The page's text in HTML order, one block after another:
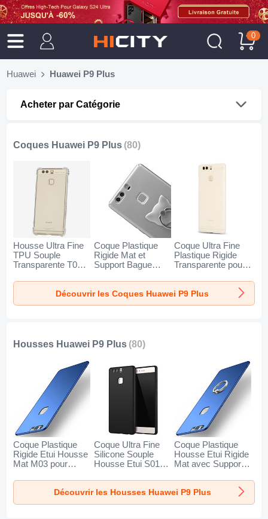
0
Huawei Huawei P9 Plus
Acheter par Catégorie
Coques Huawei P9 Plus (80)
Housse Ultra Fine
TPU Souple
Transparente T06
Plus Clair
Coque Plastique
Rigide Mat et
Support Bague
Huawei P9 Plus
Argent
Coque Ultra Fine
Plastique Rigide
Transparente pour
Blanc
Découvrir les Coques Huawei P9 Plus
Housses Huawei P9 Plus (80)
Coque Plastique
Rigide Etui Housse
Mat M03 pour
Bleu
Coque Ultra Fine
Silicone Souple
Housse Etui S01
Plus Noir
Coque Plastique
Housse Etui Rigide
Mat avec Support
pour Huawei P9
Plus Bleu
Découvrir les Housses Huawei P9 Plus